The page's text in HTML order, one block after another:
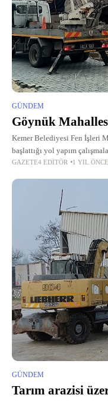
GÜNDEM
Göynük
Kemer Belediyesi Fen İşleri
başlattığı yol yapım
GAZETE4 EDITÖR 1 YIL ÖNCE
GÜNDEM
Tarım arazisi